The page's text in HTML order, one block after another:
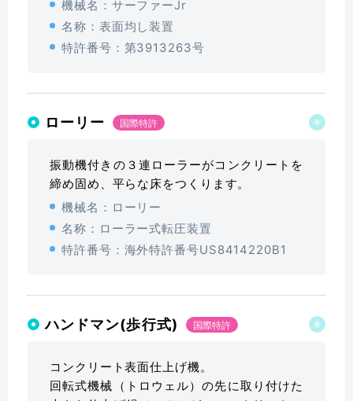
機械名：サーファーJr
名称：表面均し装置
特許番号：第3913263号
ローリー 国際特許
振動機付きの３連ローラーがコンクリートを
締め固め、平らな床をつくります。
機械名：ローリー
名称：ローラー式転圧装置
特許番号：海外特許番号US8414220B1
ハンドマン(歩行式) 国際特許
コンクリート表面仕上げ機。
回転式機械（トロウェル）の先に取り付けた